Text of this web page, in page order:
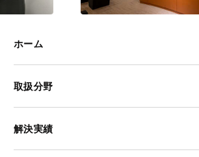
ホーム
取扱分野
解決実績